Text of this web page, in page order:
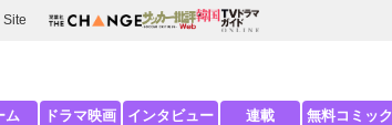
Site
ム ドラマ映画 インタビュー 連載 無料コミック